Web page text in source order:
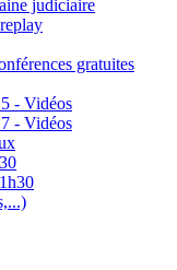
judiciaire
gratuites
- Vidéos
- Vidéos